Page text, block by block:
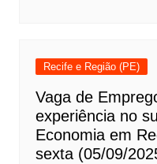
Recife e Região (PE)
Vaga de
experiência no
Economia em
sexta (05/09/